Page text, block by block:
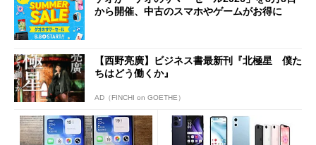
から開催、中古のスマホやゲームがお得に
【西野亮廣】ビジネス書最新刊『北極星 僕た
ちはどう働くか』
AD（FINCHI on GOETHE）